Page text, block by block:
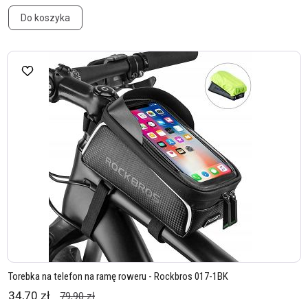
Do koszyka
Torebka na telefon na ramę roweru - Rockbros 017-1BK
34,70 zł 79,90 zł